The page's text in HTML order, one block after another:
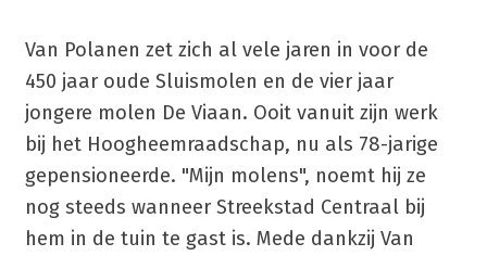
Van Polanen zet zich al vele jaren in voor de
450 jaar oude Sluismolen en de vier jaar
jongere molen De Viaan. Ooit vanuit zijn werk
bij het Hoogheemraadschap, nu als 78-jarige
gepensioneerde. "Mijn molens", noemt hij ze
nog steeds wanneer Streekstad Centraal bij
hem in de tuin te gast is. Mede dankzij Van